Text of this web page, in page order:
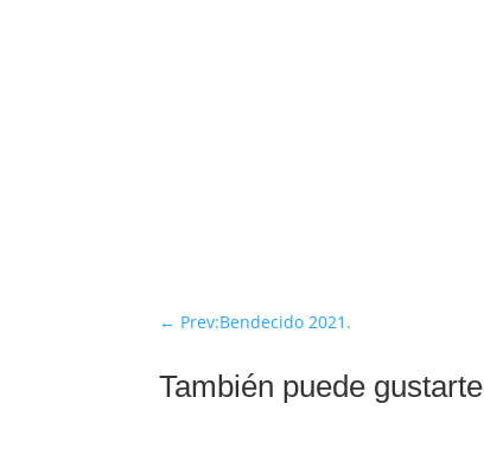
← Prev:Bendecido 2021.
También puede gustarte